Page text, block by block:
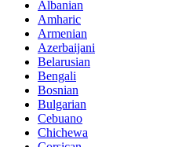
Albanian
Amharic
Armenian
Azerbaijani
Belarusian
Bengali
Bosnian
Bulgarian
Cebuano
Chichewa